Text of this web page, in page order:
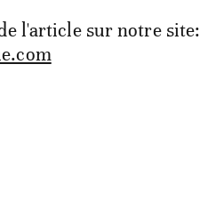
l'article sur notre site: